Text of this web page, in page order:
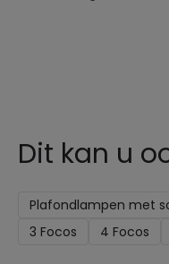
Dit kan u
Plafondlampen met
3 Focos
4 Focos